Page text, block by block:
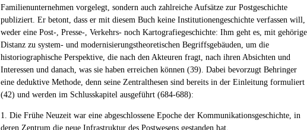
Familienunternehmen vorgelegt, sondern auch zahlreiche Aufsätze zur Postgeschichte
publiziert. Er betont, dass er mit diesem Buch keine Institutionengeschichte verfassen will,
weder eine Post-, Presse-, Verkehrs- noch Kartografiegeschichte: Ihm geht es, mit
Distanz zu system- und modernisierungstheoretischen Begriffsgebäuden, um die
historiographische Perspektive, die nach den Akteuren fragt, nach ihren Absichten und
Interessen und danach, was sie haben erreichen können (39). Dabei bevorzugt Behringer
eine deduktive Methode, denn seine Zentralthesen sind bereits in der Einleitung formuliert
(42) und werden im Schlusskapitel ausgeführt (684-688):
1. Die Frühe Neuzeit war eine abgeschlossene Epoche der Kommunikationsgeschichte, in
deren Zentrum die neue Infrastruktur des Postwesens gestanden hat.